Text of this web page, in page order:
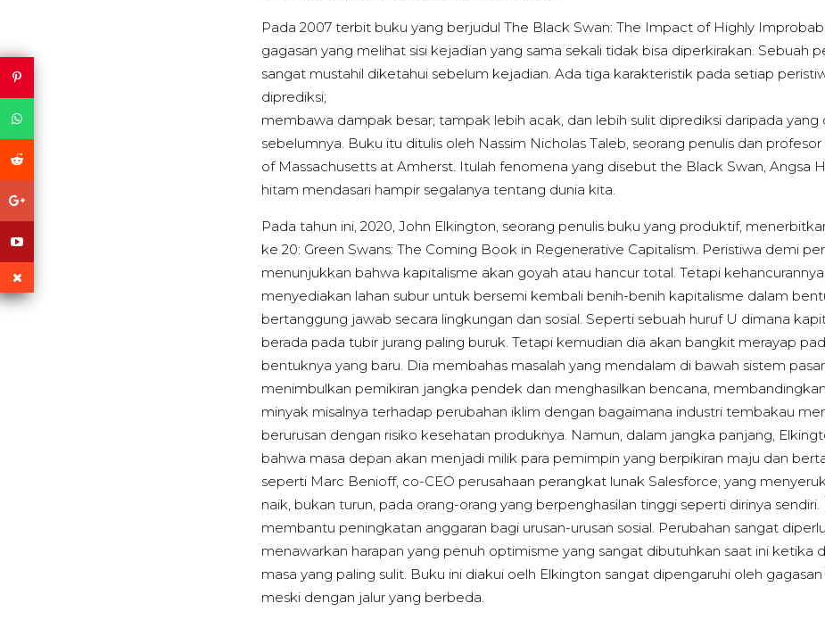
Pada 2007 terbit buku yang berjudul The Black Swan: The Impact of Highly
gagasan yang melihat sisi kejadian yang sama sekali tidak bisa diperkirakan. Sebuah
sangat mustahil diketahui sebelum kejadian. Ada tiga karakteristik pada setiap
diprediksi;
membawa dampak besar; tampak lebih acak, dan lebih sulit diprediksi daripada yang
sebelumnya. Buku itu ditulis oleh Nassim Nicholas Taleb, seorang penulis dan
of Massachusetts at Amherst. Itulah fenomena yang disebut the Black Swan, Angsa
hitam mendasari hampir segalanya tentang dunia kita.
Pada tahun ini, 2020, John Elkington, seorang penulis buku yang produktif,
ke 20: Green Swans: The Coming Book in Regenerative Capitalism. Peristiwa demi
menunjukkan bahwa kapitalisme akan goyah atau hancur total. Tetapi
menyediakan lahan subur untuk bersemi kembali benih-benih kapitalisme dalam
bertanggung jawab secara lingkungan dan sosial. Seperti sebuah huruf U dimana
berada pada tubir jurang paling buruk. Tetapi kemudian dia akan bangkit merayap
bentuknya yang baru. Dia membahas masalah yang mendalam di bawah sistem
menimbulkan pemikiran jangka pendek dan menghasilkan bencana,
minyak misalnya terhadap perubahan iklim dengan bagaimana industri tembakau
berurusan dengan risiko kesehatan produknya. Namun, dalam jangka panjang,
bahwa masa depan akan menjadi milik para pemimpin yang berpikiran maju dan
seperti Marc Benioff, co-CEO perusahaan perangkat lunak Salesforce, yang
naik, bukan turun, pada orang-orang yang berpenghasilan tinggi seperti dirinya
membantu peningkatan anggaran bagi urusan-urusan sosial. Perubahan sangat
menawarkan harapan yang penuh optimisme yang sangat dibutuhkan saat ini ketika
masa yang paling sulit. Buku ini diakui oelh Elkington sangat dipengaruhi oleh
meski dengan jalur yang berbeda.